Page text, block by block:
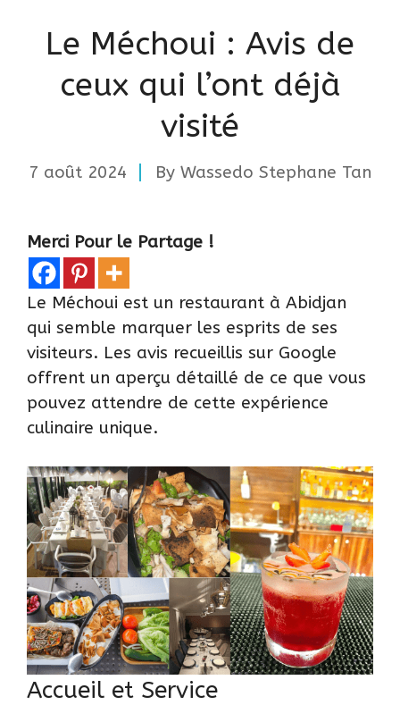
Le Méchoui : Avis de
ceux qui l’ont déjà
visité
7 août 2024 By Wassedo Stephane Tan
Merci Pour le Partage !
Le Méchoui est un restaurant à Abidjan
qui semble marquer les esprits de ses
visiteurs. Les avis recueillis sur Google
offrent un aperçu détaillé de ce que vous
pouvez attendre de cette expérience
culinaire unique.
Accueil et Service